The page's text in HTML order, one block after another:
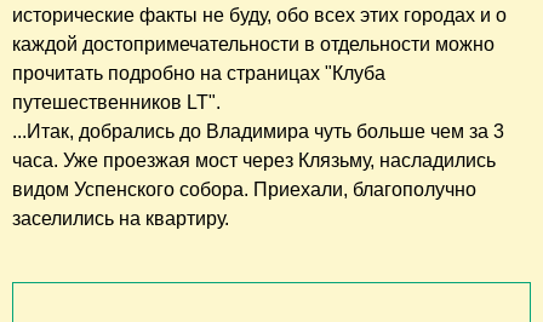
исторические факты не буду, обо всех этих городах и о
каждой достопримечательности в отдельности можно
прочитать подробно на страницах "Клуба
путешественников LT".
...Итак, добрались до Владимира чуть больше чем за 3
часа. Уже проезжая мост через Клязьму, насладились
видом Успенского собора. Приехали, благополучно
заселились на квартиру.